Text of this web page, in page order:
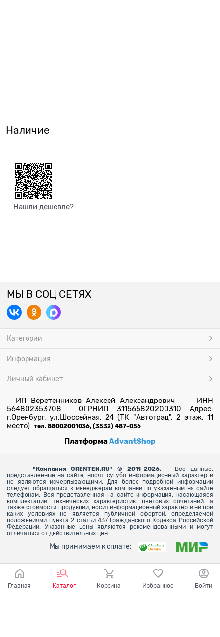
Наличие
Нашли дешевле?
МЫ В СОЦ СЕТЯХ
Категории
Информация
Личный кабинет
ИП Веретенников Алексей Александрович ИНН
564802353708 ОГРНИП 311565820200310 Адрес:
г.Оренбург, ул.Шоссейная, 24 (ТК "Автоград", 2 этаж, 11
место) тел. 88002001036, (3532) 487-056
ПлатформаAdvantShop
" Компания ORENTEN.RU" © 2011-2026.
Все данные,
представленные на сайте, носят сугубо информационный характер и
не являются исчерпывающими. Для более подробной информации
следует обращаться к менеджерам компании по указанным на сайте
телефонам. Вся представленная на сайте информация, касающаяся
комплектации, технических характеристик, цветовых сочетаний, а
также стоимости продукции, носит информационный характер и ни при
каких условиях не является публичной офертой, определяемой
положениями пункта 2 статьи 437 Гражданского Кодекса Российской
Федерации. Указанные цены являются рекомендованными и могут
отличаться от действительных цен.
Мы принимаем к оплате:
Главная Каталог Корзина Избранное Войти